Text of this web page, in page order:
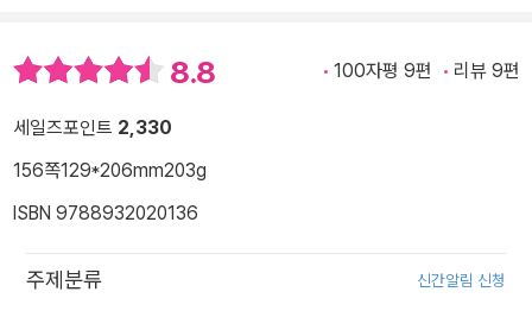
8.8 100자평 9편 리뷰 9편
세일즈포인트 2,330
156쪽129*206mm203g
ISBN 9788932020136
주제분류 신간알림 신청